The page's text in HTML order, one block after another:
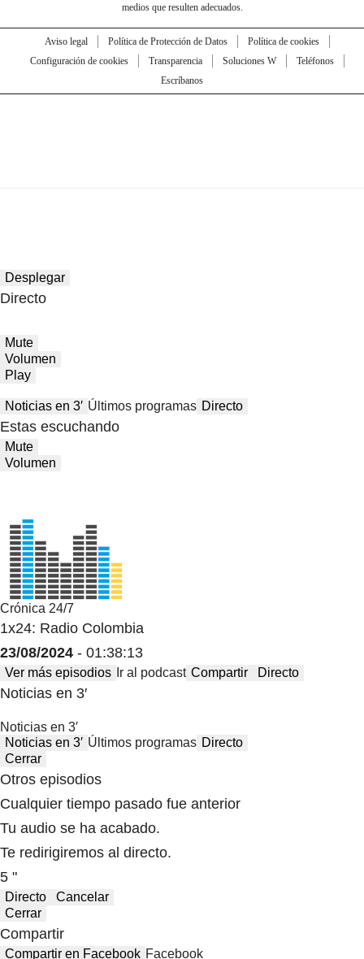
medios que resulten adecuados.
Aviso legal Política de Protección de Datos
Política de cookies
Configuración de cookies
Transparencia Soluciones W
Teléfonos
Escríbanos
Desplegar
Directo
Mute
Volumen
Play
Noticias en 3′ Últimos programas Directo
Estas escuchando
Mute
Volumen
Crónica 24/7
1x24: Radio Colombia
23/08/2024 - 01:38:13
Ver más episodios Ir al podcast Compartir Directo
Noticias en 3′
Noticias en 3′
Noticias en 3′ Últimos programas Directo
Cerrar
Otros episodios
Cualquier tiempo pasado fue anterior
Tu audio se ha acabado.
Te redirigiremos al directo.
5 "
Directo
Cancelar
Cerrar
Compartir
Compartir en Facebook Facebook